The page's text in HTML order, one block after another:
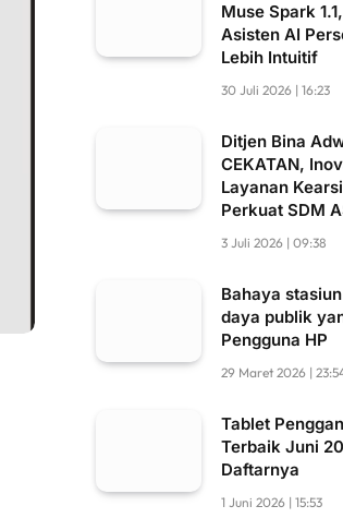
Muse Spark
Asisten AI
Lebih Intuitif
30 Juli 2026 | 16:23
Ditjen Bina
CEKATAN,
Layanan
Perkuat SDM
3 Juli 2026 | 09:38
Bahaya
daya publik
Pengguna HP
29 Maret 2026 |
Tablet
Terbaik Juni
Daftarnya
1 Juni 2026 | 15:53